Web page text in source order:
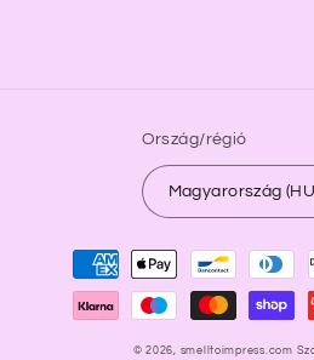
Ország/régió
Magyarország
Fizetési
módok
© 2026, smelltoimpress.com